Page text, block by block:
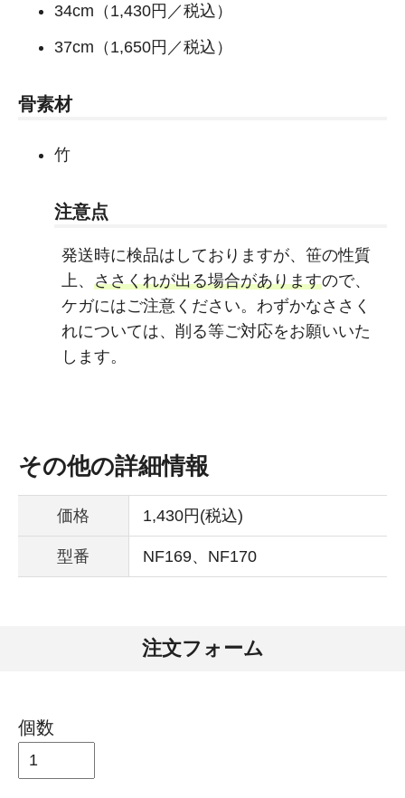
34cm（1,430円／税込）
37cm（1,650円／税込）
骨素材
竹
注意点
発送時に検品はしておりますが、笹の性質
上、 ささくれが出る場合がありますので、
ケガにはご注意ください。わずかなささく
れについては、削る等ご対応をお願いいた
します。
その他の詳細情報
価格 1,430円(税込)
型番 NF169、NF170
注文フォーム
個数